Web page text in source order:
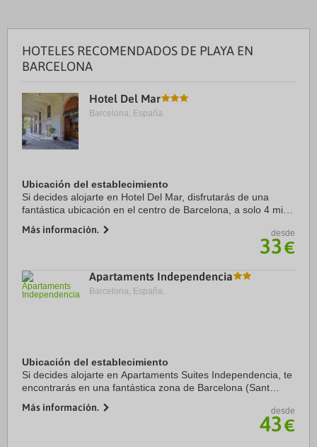
HOTELES RECOMENDADOS DE PLAYA EN
BARCELONA
Hotel Del Mar
Barcelona, España.
Ubicación del establecimiento
Si decides alojarte en Hotel Del Mar, disfrutarás de una
fantástica ubicación en el centro de Barcelona, a solo 4 min
Además, este hotel se ...
Más información. desde
33€
Apartaments Independencia
Barcelona, España.
Ubicación del establecimiento
Si decides alojarte en Apartaments Suites Independencia, te
encontrarás en una fantástica zona de Barcelona (Sant
Sant Pau y Torre Glòries. Este ...
Más información. desde
43€